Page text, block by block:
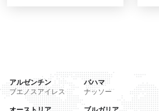
アルゼンチン
ブエノスアイレス
バハマ
ナッソー